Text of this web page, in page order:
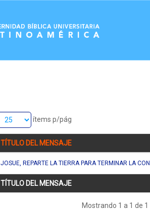
ítems p/pág
TÍTULO DEL MENSAJE
TÍTULO DEL MENSAJE
JOSUE, REPARTE LA TIERRA PARA TERMINAR LA
Mostrando 1 a 1 de